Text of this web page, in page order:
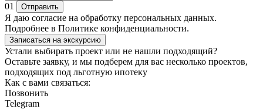
01
Отправить
Я даю согласие на обработку персональных данных.
Подробнее в Политике конфиденциальности.
Записаться на экскурсию
Устали выбирать проект или не нашли подходящий?
Оставьте заявку, и мы подберем для вас несколько проектов,
подходящих под льготную ипотеку
Как с вами связаться:
Позвонить
Telegram